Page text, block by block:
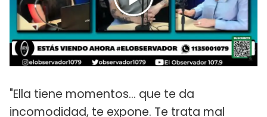
"Ella tiene momentos... que te da
incomodidad, te expone. Te trata mal